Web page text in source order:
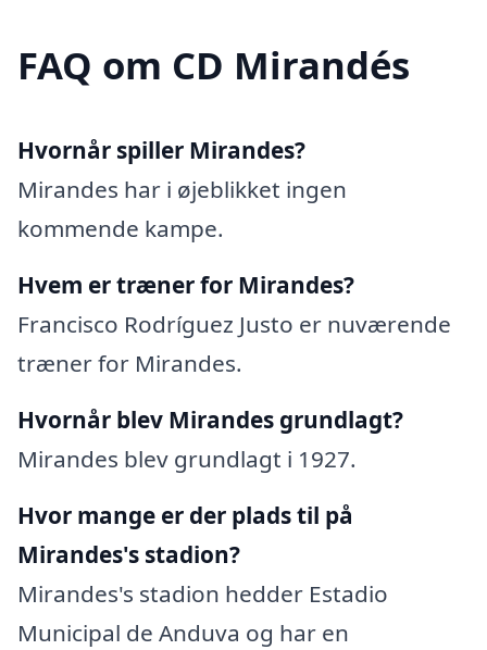
FAQ om CD Mirandés
Hvornår spiller Mirandes?
Mirandes har i øjeblikket ingen
kommende kampe.
Hvem er træner for Mirandes?
Francisco Rodríguez Justo er nuværende
træner for Mirandes.
Hvornår blev Mirandes grundlagt?
Mirandes blev grundlagt i 1927.
Hvor mange er der plads til på
Mirandes's stadion?
Mirandes's stadion hedder Estadio
Municipal de Anduva og har en